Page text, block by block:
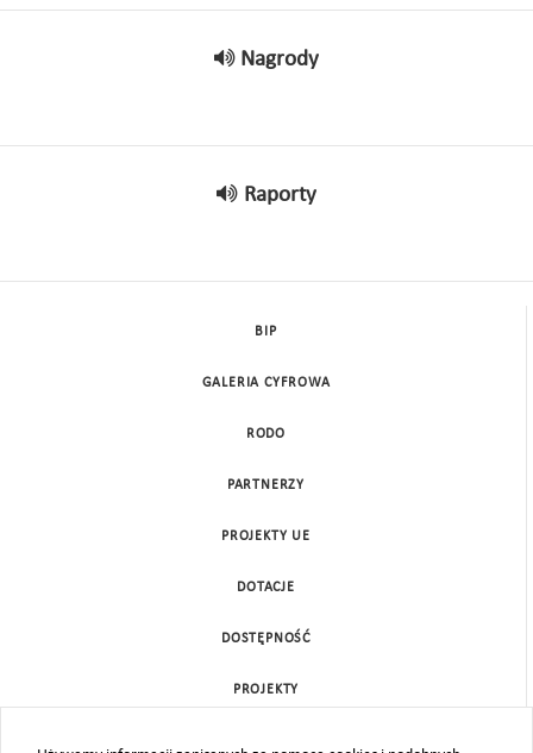
Nagrody
Raporty
BIP
GALERIA CYFROWA
RODO
PARTNERZY
PROJEKTY UE
DOTACJE
DOSTĘPNOŚĆ
PROJEKTY